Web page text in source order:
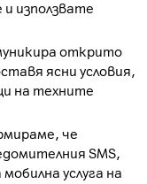
използвате
открито
ясни условия,
на техните
че
SMS,
услуга на